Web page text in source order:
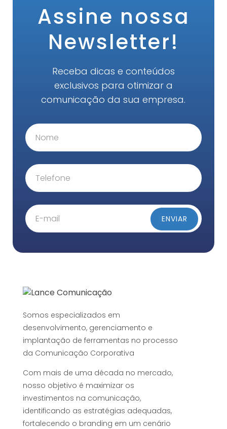
Assine nossa
Newsletter!
Receba dicas e conteúdos
exclusivos para otimizar a
comunicação da sua empresa.
Somos especializados em
desenvolvimento, gerenciamento e
implantação de ferramentas no processo
da Comunicação Corporativa
Com mais de uma década no mercado,
nosso objetivo é maximizar os
investimentos na comunicação,
identificando as estratégias adequadas,
fortalecendo o branding em um cenário